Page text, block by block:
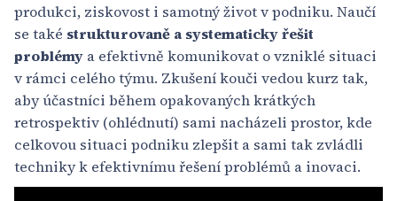
produkci, ziskovost i samotný život v podniku. Naučí
se také strukturovaně a systematicky řešit
problémy a efektivně komunikovat o vzniklé situaci
v rámci celého týmu. Zkušení kouči vedou kurz tak,
aby účastníci během opakovaných krátkých
retrospektiv (ohlédnutí) sami nacházeli prostor, kde
celkovou situaci podniku zlepšit a sami tak zvládli
techniky k efektivnímu řešení problémů a inovaci.